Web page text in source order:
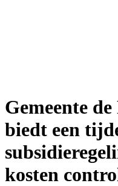
Gemeente
biedt een
kosten